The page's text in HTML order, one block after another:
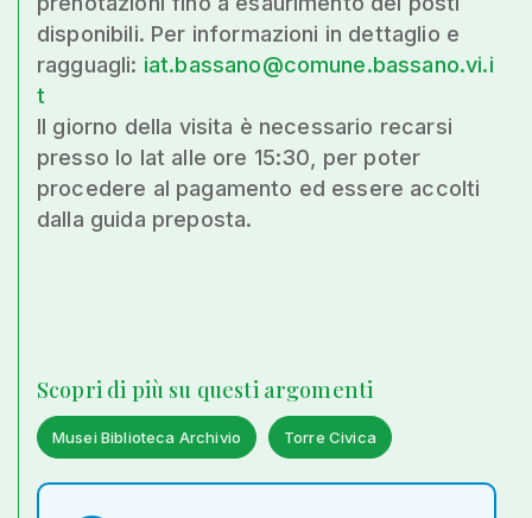
disponibili. Per informazioni in dettaglio e
ragguagli: iat.bassano@comune.bassano.vi.i
t
Il giorno della visita è necessario recarsi
presso lo Iat alle ore 15:30, per poter
procedere al pagamento ed essere accolti
dalla guida preposta.
Scopri di più su questi argomenti
Musei Biblioteca Archivio Torre Civica